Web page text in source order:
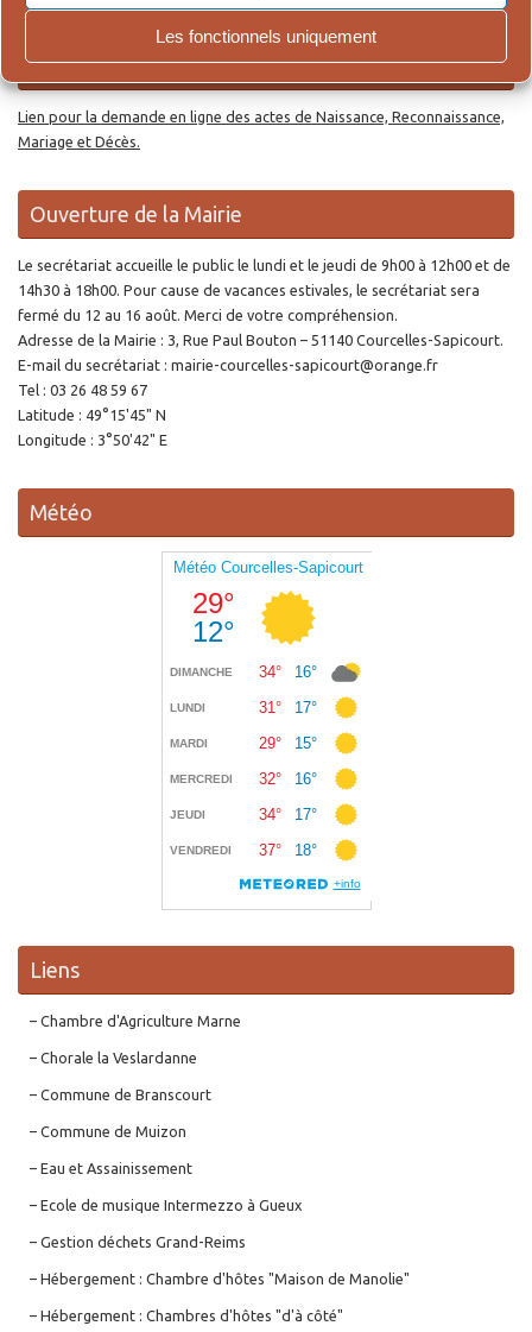
Les fonctionnels uniquement
Actes d’Etat Civil en ligne
Lien pour la demande en ligne des actes de Naissance, Reconnaissance,
Mariage et Décès.
Ouverture de la Mairie
Le secrétariat accueille le public le lundi et le jeudi de 9h00 à 12h00 et de
14h30 à 18h00. Pour cause de vacances estivales, le secrétariat sera
fermé du 12 au 16 août. Merci de votre compréhension.
Adresse de la Mairie : 3, Rue Paul Bouton – 51140 Courcelles-Sapicourt.
E-mail du secrétariat : mairie-courcelles-sapicourt@orange.fr
Tel : 03 26 48 59 67
Latitude : 49°15'45" N
Longitude : 3°50'42" E
Météo
Liens
– Chambre d'Agriculture Marne
– Chorale la Veslardanne
– Commune de Branscourt
– Commune de Muizon
– Eau et Assainissement
– Ecole de musique Intermezzo à Gueux
– Gestion déchets Grand-Reims
– Hébergement : Chambre d'hôtes "Maison de Manolie"
– Hébergement : Chambres d'hôtes "d'à côté"